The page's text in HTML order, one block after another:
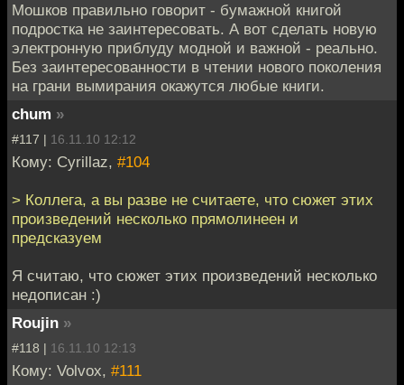
Мошков правильно говорит - бумажной книгой
подростка не заинтересовать. А вот сделать новую
электронную приблуду модной и важной - реально.
Без заинтересованности в чтении нового поколения
на грани вымирания окажутся любые книги.
chum »
#117 | 16.11.10 12:12
Кому: Cyrillaz, #104
> Коллега, а вы разве не считаете, что сюжет этих
произведений несколько прямолинеен и
предсказуем
Я считаю, что сюжет этих произведений несколько
недописан :)
Roujin »
#118 | 16.11.10 12:13
Кому: Volvox, #111